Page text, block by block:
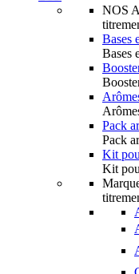
NOS
Bases
Bases
Pack
Pack
Kit
Kit